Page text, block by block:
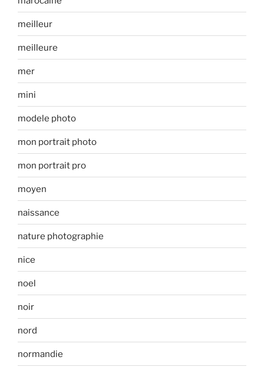
meilleur
meilleure
mer
mini
modele photo
mon portrait photo
mon portrait pro
moyen
naissance
nature photographie
nice
noel
noir
nord
normandie